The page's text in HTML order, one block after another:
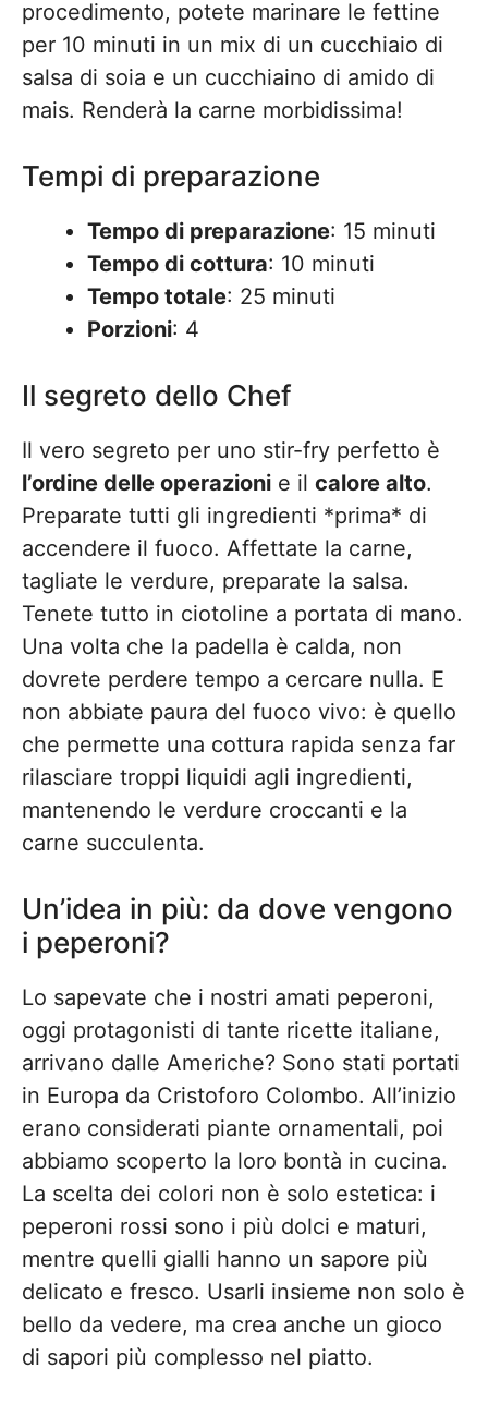
procedimento, potete marinare le fettine
per 10 minuti in un mix di un cucchiaio di
salsa di soia e un cucchiaino di amido di
mais. Renderà la carne morbidissima!
Tempi di preparazione
Tempo di preparazione: 15 minuti
Tempo di cottura: 10 minuti
Tempo totale: 25 minuti
Porzioni: 4
Il segreto dello Chef
Il vero segreto per uno stir-fry perfetto è
l’ordine delle operazioni e il calore alto.
Preparate tutti gli ingredienti *prima* di
accendere il fuoco. Affettate la carne,
tagliate le verdure, preparate la salsa.
Tenete tutto in ciotoline a portata di mano.
Una volta che la padella è calda, non
dovrete perdere tempo a cercare nulla. E
non abbiate paura del fuoco vivo: è quello
che permette una cottura rapida senza far
rilasciare troppi liquidi agli ingredienti,
mantenendo le verdure croccanti e la
carne succulenta.
Un’idea in più: da dove vengono
i peperoni?
Lo sapevate che i nostri amati peperoni,
oggi protagonisti di tante ricette italiane,
arrivano dalle Americhe? Sono stati portati
in Europa da Cristoforo Colombo. All’inizio
erano considerati piante ornamentali, poi
abbiamo scoperto la loro bontà in cucina.
La scelta dei colori non è solo estetica: i
peperoni rossi sono i più dolci e maturi,
mentre quelli gialli hanno un sapore più
delicato e fresco. Usarli insieme non solo è
bello da vedere, ma crea anche un gioco
di sapori più complesso nel piatto.